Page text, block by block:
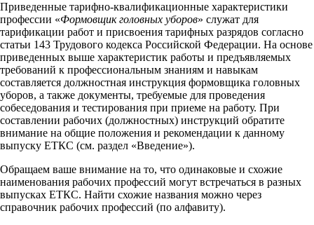
Приведенные тарифно-квалификационные характеристики
профессии «Формовщик головных уборов» служат для
тарификации работ и присвоения тарифных разрядов согласно
статьи 143 Трудового кодекса Российской Федерации. На основе
приведенных выше характеристик работы и предъявляемых
требований к профессиональным знаниям и навыкам
составляется должностная инструкция формовщика головных
уборов, а также документы, требуемые для проведения
собеседования и тестирования при приеме на работу. При
составлении рабочих (должностных) инструкций обратите
внимание на общие положения и рекомендации к данному
выпуску ЕТКС (см. раздел «Введение»).
Обращаем ваше внимание на то, что одинаковые и схожие
наименования рабочих профессий могут встречаться в разных
выпусках ЕТКС. Найти схожие названия можно через
справочник рабочих профессий (по алфавиту).